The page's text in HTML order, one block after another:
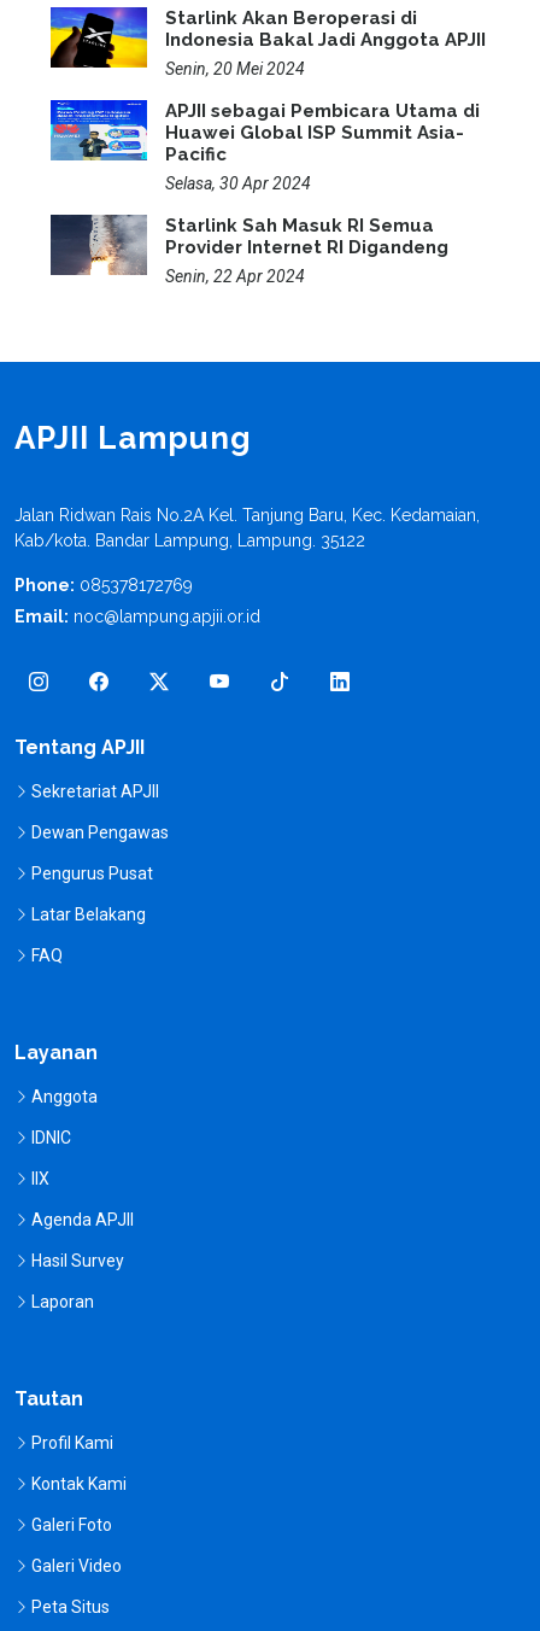
Starlink Akan Beroperasi di
Indonesia Bakal Jadi Anggota APJII
Senin, 20 Mei 2024
APJII sebagai Pembicara Utama di
Huawei Global ISP Summit Asia-
Pacific
Selasa, 30 Apr 2024
Starlink Sah Masuk RI Semua
Provider Internet RI Digandeng
Senin, 22 Apr 2024
APJII Lampung
Jalan Ridwan Rais No.2A Kel. Tanjung Baru, Kec. Kedamaian,
Kab/kota. Bandar Lampung, Lampung. 35122
Phone: 085378172769
Email: noc@lampung.apjii.or.id
Tentang APJII
Sekretariat APJII
Dewan Pengawas
Pengurus Pusat
Latar Belakang
FAQ
Layanan
Anggota
IDNIC
IIX
Agenda APJII
Hasil Survey
Laporan
Tautan
Profil Kami
Kontak Kami
Galeri Foto
Galeri Video
Peta Situs